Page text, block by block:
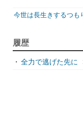
今世は長生きするつも
ジュリとエレナの森の
天才悪女は嘘を見破る2
履歴
・ 全力で逃げた先に